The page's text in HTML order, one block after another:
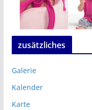
zusätzliches
Galerie
Kalender
Karte